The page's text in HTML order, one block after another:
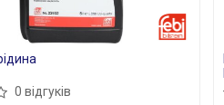
0 відгуків